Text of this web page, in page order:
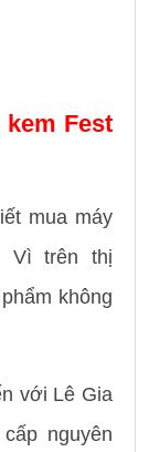
kem Fest
mua máy
Vì trên thị
không
với Lê Gia
nguyên